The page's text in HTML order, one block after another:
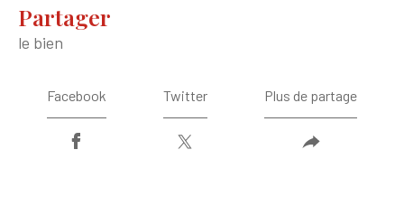
partager
le bien
Facebook Twitter Plus de partage